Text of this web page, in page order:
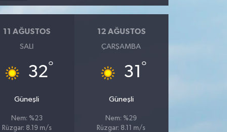
11 AĞUSTOS
SALI
32°
Güneşli
Nem: %23
Rüzgar: 8.19 m/s
12 AĞUSTOS
ÇARŞAMBA
31 °
Güneşli
Nem: %29
Rüzgar: 8.11 m/s